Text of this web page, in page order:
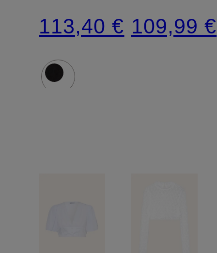
113,40 € 109,99 €